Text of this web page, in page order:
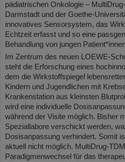
pädiatrischen Onkologie –
Darmstadt und der Goethe-
innovatives Sensorsystem, das
Echtzeit erfasst und so eine
Behandlung von jungen
Im Zentrum des neuen LOEWE-
steht die Erforschung eines
dem die Wirkstoffspiegel
Kindern und Jugendlichen mit
Krankenstation aus kleinsten
wird eine individuelle
während der Visite möglich. Bisher
Speziallabore verschickt werden,
Dosisanpassung verhindert. Somit
aktuell nicht möglich. MultiDrug-
Paradigmenwechsel für das